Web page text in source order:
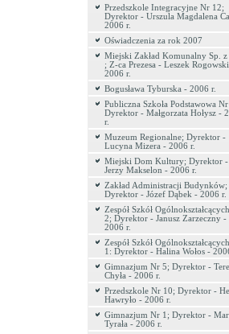
Przedszkole Integracyjne Nr 12;
Dyrektor - Urszula Magdalena
2006 r.
Oświadczenia za rok 2007
Miejski Zakład Komunalny Sp. z
; Z-ca Prezesa - Leszek
2006 r.
Bogusława Tyburska - 2006 r.
Publiczna Szkoła Podstawowa
Dyrektor - Małgorzata Hołysz -
r.
Muzeum Regionalne; Dyrektor -
Lucyna Mizera - 2006 r.
Miejski Dom Kultury; Dyrektor -
Jerzy Makselon - 2006 r.
Zakład Administracji Budynków;
Dyrektor - Józef Dąbek - 2006 r.
Zespół Szkół
2; Dyrektor - Janusz Zarzeczny -
2006 r.
Zespół Szkół
1: Dyrektor - Halina Wołos -
Gimnazjum Nr 5; Dyrektor -
Chyła - 2006 r.
Przedszkole Nr 10; Dyrektor -
Hawryło - 2006 r.
Gimnazjum Nr 1; Dyrektor -
Tyrała - 2006 r.